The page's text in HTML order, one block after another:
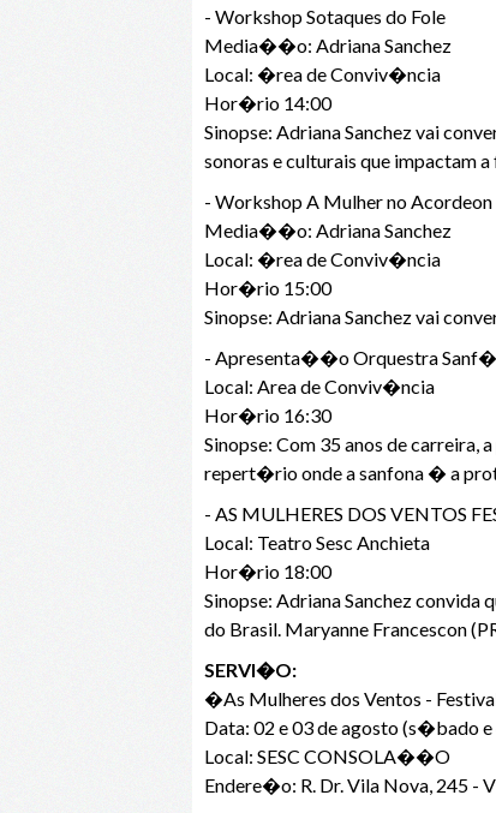
- Workshop Sotaques do Fole
Media��o: Adriana Sanchez
Local: �rea de Conviv�ncia
Hor�rio 14:00
Sinopse: Adriana Sanchez vai
sonoras e culturais que impactam
- Workshop A Mulher no Acordeon
Media��o: Adriana Sanchez
Local: �rea de Conviv�ncia
Hor�rio 15:00
Sinopse: Adriana Sanchez vai
- Apresenta��o Orquestra
Local: Area de Conviv�ncia
Hor�rio 16:30
Sinopse: Com 35 anos de carreira,
repert�rio onde a sanfona � a
- AS MULHERES DOS VENTOS
Local: Teatro Sesc Anchieta
Hor�rio 18:00
Sinopse: Adriana Sanchez
do Brasil. Maryanne Francescon
SERVI�O:
�As Mulheres dos Ventos -
Data: 02 e 03 de agosto (s�bado
Local: SESC CONSOLA��O
Endere�o: R. Dr. Vila Nova, 245 -